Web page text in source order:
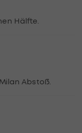
Hälfte.
Abstoß.